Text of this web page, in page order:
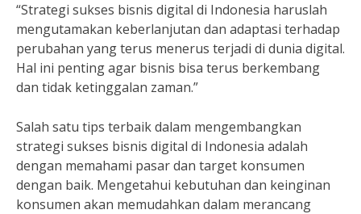
“Strategi sukses bisnis digital di Indonesia haruslah
mengutamakan keberlanjutan dan adaptasi terhadap
perubahan yang terus menerus terjadi di dunia digital.
Hal ini penting agar bisnis bisa terus berkembang
dan tidak ketinggalan zaman.”
Salah satu tips terbaik dalam mengembangkan
strategi sukses bisnis digital di Indonesia adalah
dengan memahami pasar dan target konsumen
dengan baik. Mengetahui kebutuhan dan keinginan
konsumen akan memudahkan dalam merancang